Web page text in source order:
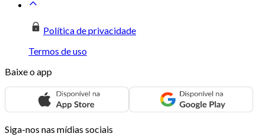
Política de privacidade
Termos de uso
Baixe o app
Siga-nos nas mídias sociais